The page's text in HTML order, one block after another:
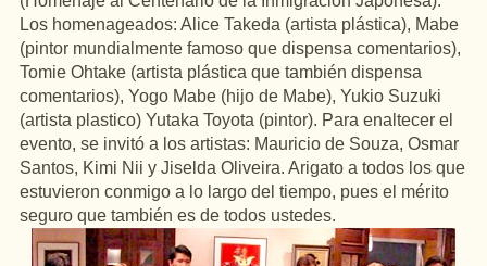
Los homenageados: Alice Takeda (artista plástica), Mabe
(pintor mundialmente famoso que dispensa comentarios),
Tomie Ohtake (artista plástica que también dispensa
comentarios), Yogo Mabe (hijo de Mabe), Yukio Suzuki
(artista plastico) Yutaka Toyota (pintor). Para enaltecer el
evento, se invitó a los artistas: Mauricio de Souza, Osmar
Santos, Kimi Nii y Jiselda Oliveira. Arigato a todos los que
estuvieron conmigo a lo largo del tiempo, pues el mérito
seguro que también es de todos ustedes.